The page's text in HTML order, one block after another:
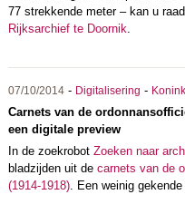
77 strekkende meter – kan u
Rijksarchief te Doornik
07/10/2014- Digitalisering -
Carnets van de
een digitale preview
In de zoekrobot Zoeken naar
bladzijden uit de carnets van de
(1914-1918). Een weinig gekende